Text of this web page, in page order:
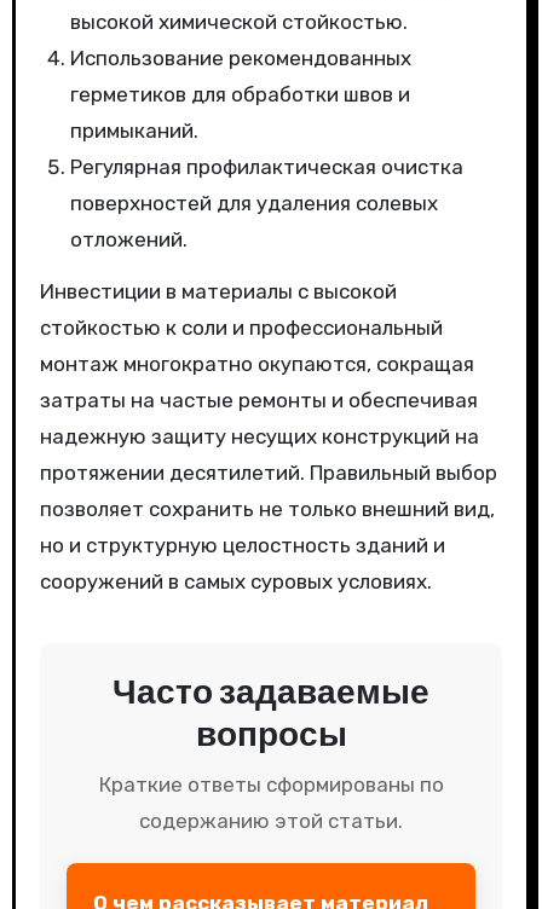
высокой химической стойкостью.
Использование рекомендованных
герметиков для обработки швов и
примыканий.
Регулярная профилактическая очистка
поверхностей для удаления солевых
отложений.
Инвестиции в материалы с высокой
стойкостью к соли и профессиональный
монтаж многократно окупаются, сокращая
затраты на частые ремонты и обеспечивая
надежную защиту несущих конструкций на
протяжении десятилетий. Правильный выбор
позволяет сохранить не только внешний вид,
но и структурную целостность зданий и
сооружений в самых суровых условиях.
Часто задаваемые
вопросы
Краткие ответы сформированы по
содержанию этой статьи.
О чем рассказывает материал